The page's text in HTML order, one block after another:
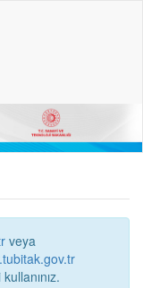
veya